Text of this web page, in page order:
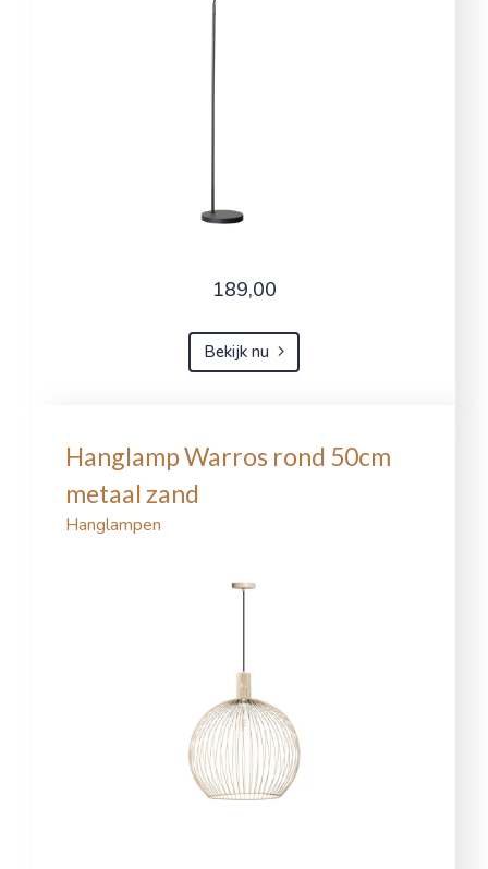
189,00
Bekijk nu
Hanglamp Warros rond 50cm
metaal zand
Hanglampen